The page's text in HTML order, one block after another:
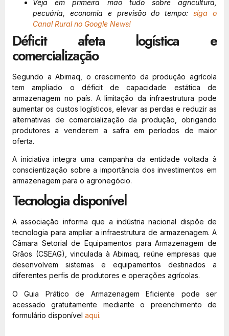
Veja em primeira mão tudo sobre agricultura,
pecuária, economia e previsão do tempo: siga o
Canal Rural no Google News!
Déficit afeta logística e
comercialização
Segundo a Abimaq, o crescimento da produção agrícola
tem ampliado o déficit de capacidade estática de
armazenagem no país. A limitação da infraestrutura pode
aumentar os custos logísticos, elevar as perdas e reduzir as
alternativas de comercialização da produção, obrigando
produtores a venderem a safra em períodos de maior
oferta.
A iniciativa integra uma campanha da entidade voltada à
conscientização sobre a importância dos investimentos em
armazenagem para o agronegócio.
Tecnologia disponível
A associação informa que a indústria nacional dispõe de
tecnologia para ampliar a infraestrutura de armazenagem. A
Câmara Setorial de Equipamentos para Armazenagem de
Grãos (CSEAG), vinculada à Abimaq, reúne empresas que
desenvolvem sistemas e equipamentos destinados a
diferentes perfis de produtores e operações agrícolas.
O Guia Prático de Armazenagem Eficiente pode ser
acessado gratuitamente mediante o preenchimento de
formulário disponível aqui.